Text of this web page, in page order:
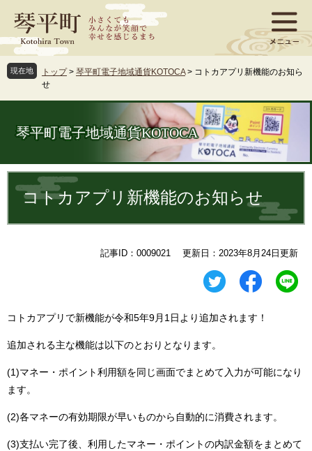
ジ
先
頭
ュ
を
飛
現在地 トップ > 琴平町電子地域通貨KOTOCA > コトカアプリ新機能のお知ら
せ
琴平町電子地域通貨KOTOCA
文
コトカアプリ新機能のお知らせ
記事ID：0009021 更新日：2023年8月24日更新
コトカアプリで新機能が令和5年9月1日より追加されます！
追加される主な機能は以下のとおりとなります。
(1)マネー・ポイント利用額を同じ画面でまとめて入力が可能になり
ます。
(2)各マネーの有効期限が早いものから自動的に消費されます。
(3)支払い完了後、利用したマネー・ポイントの内訳金額をまとめて